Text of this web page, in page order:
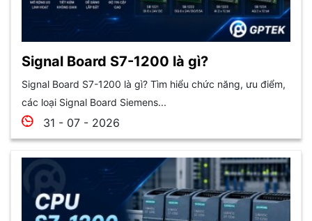
Signal Board S7-1200 là gì?
Signal Board S7-1200 là gì? Tìm hiểu chức năng, ưu điểm,
các loại Signal Board Siemens...
31 - 07 - 2026